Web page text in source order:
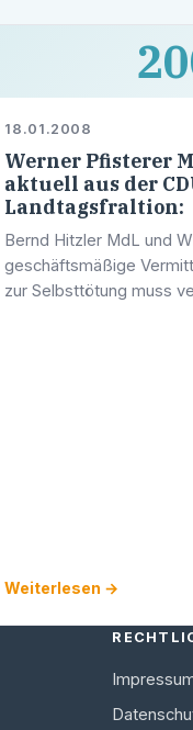
18.01.2008
Werner Pfisterer
aktuell aus der
Landtagsfraltion:
Bernd Hitzler MdL und
geschäftsmäßige
zur Selbsttötung muss
Weiterlesen →